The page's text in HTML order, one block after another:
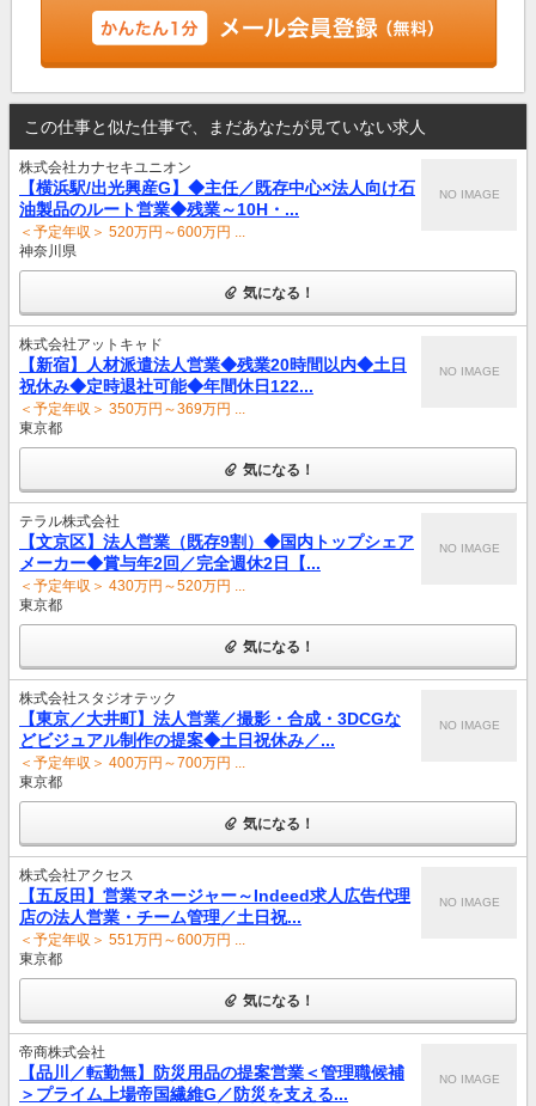
この仕事と似た仕事で、まだあなたが見ていない求人
株式会社カナセキユニオン
【横浜駅/出光興産G】◆主任／既存中心×法人向け石
油製品のルート営業◆残業～10H・...
＜予定年収＞ 520万円～600万円 ...
神奈川県
NO IMAGE
気になる！
株式会社アットキャド
【新宿】人材派遣法人営業◆残業20時間以内◆土日
祝休み◆定時退社可能◆年間休日122...
＜予定年収＞ 350万円～369万円 ...
東京都
NO IMAGE
気になる！
テラル株式会社
【文京区】法人営業（既存9割）◆国内トップシェア
メーカー◆賞与年2回／完全週休2日【...
＜予定年収＞ 430万円～520万円 ...
東京都
NO IMAGE
気になる！
株式会社スタジオテック
【東京／大井町】法人営業／撮影・合成・3DCGな
どビジュアル制作の提案◆土日祝休み／...
＜予定年収＞ 400万円～700万円 ...
東京都
NO IMAGE
気になる！
株式会社アクセス
【五反田】営業マネージャー～Indeed求人広告代理
店の法人営業・チーム管理／土日祝...
＜予定年収＞ 551万円～600万円 ...
東京都
NO IMAGE
気になる！
帝商株式会社
【品川／転勤無】防災用品の提案営業＜管理職候補
＞プライム上場帝国繊維G／防災を支える...
NO IMAGE